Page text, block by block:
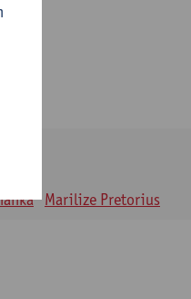
Marilize Pretorius